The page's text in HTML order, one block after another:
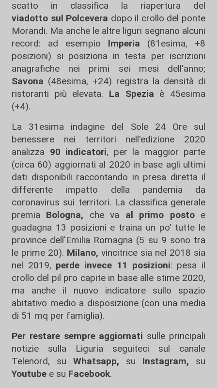
scatto in classifica la riapertura del
viadotto sul Polcevera dopo il crollo del ponte
Morandi. Ma anche le altre liguri segnano alcuni
record: ad esempio Imperia (81esima, +8
posizioni) si posiziona in testa per iscrizioni
anagrafiche nei primi sei mesi dell'anno;
Savona (48esima, +24) registra la densità di
ristoranti più elevata. La Spezia è 45esima
(+4).
La 31esima indagine del Sole 24 Ore sul
benessere nei territori nell'edizione 2020
analizza 90 indicatori, per la maggior parte
(circa 60) aggiornati al 2020 in base agli ultimi
dati disponibili raccontando in presa diretta il
differente impatto della pandemia da
coronavirus sui territori. La classifica generale
premia Bologna, che va al primo postoe
guadagna 13 posizioni e traina un po' tutte le
province dell'Emilia Romagna (5 su 9 sono tra
le prime 20). Milano, vincitrice sia nel 2018 sia
nel 2019, perde invece 11 posizioni: pesa il
crollo del pil pro capite in base alle stime 2020,
ma anche il nuovo indicatore sullo spazio
abitativo medio a disposizione (con una media
di 51 mq per famiglia).
Per restare sempre aggiornati sulle principali
notizie sulla Liguria seguiteci sul canale
Telenord, su
Whatsapp, su Instagram, su
Youtube e su Facebook.